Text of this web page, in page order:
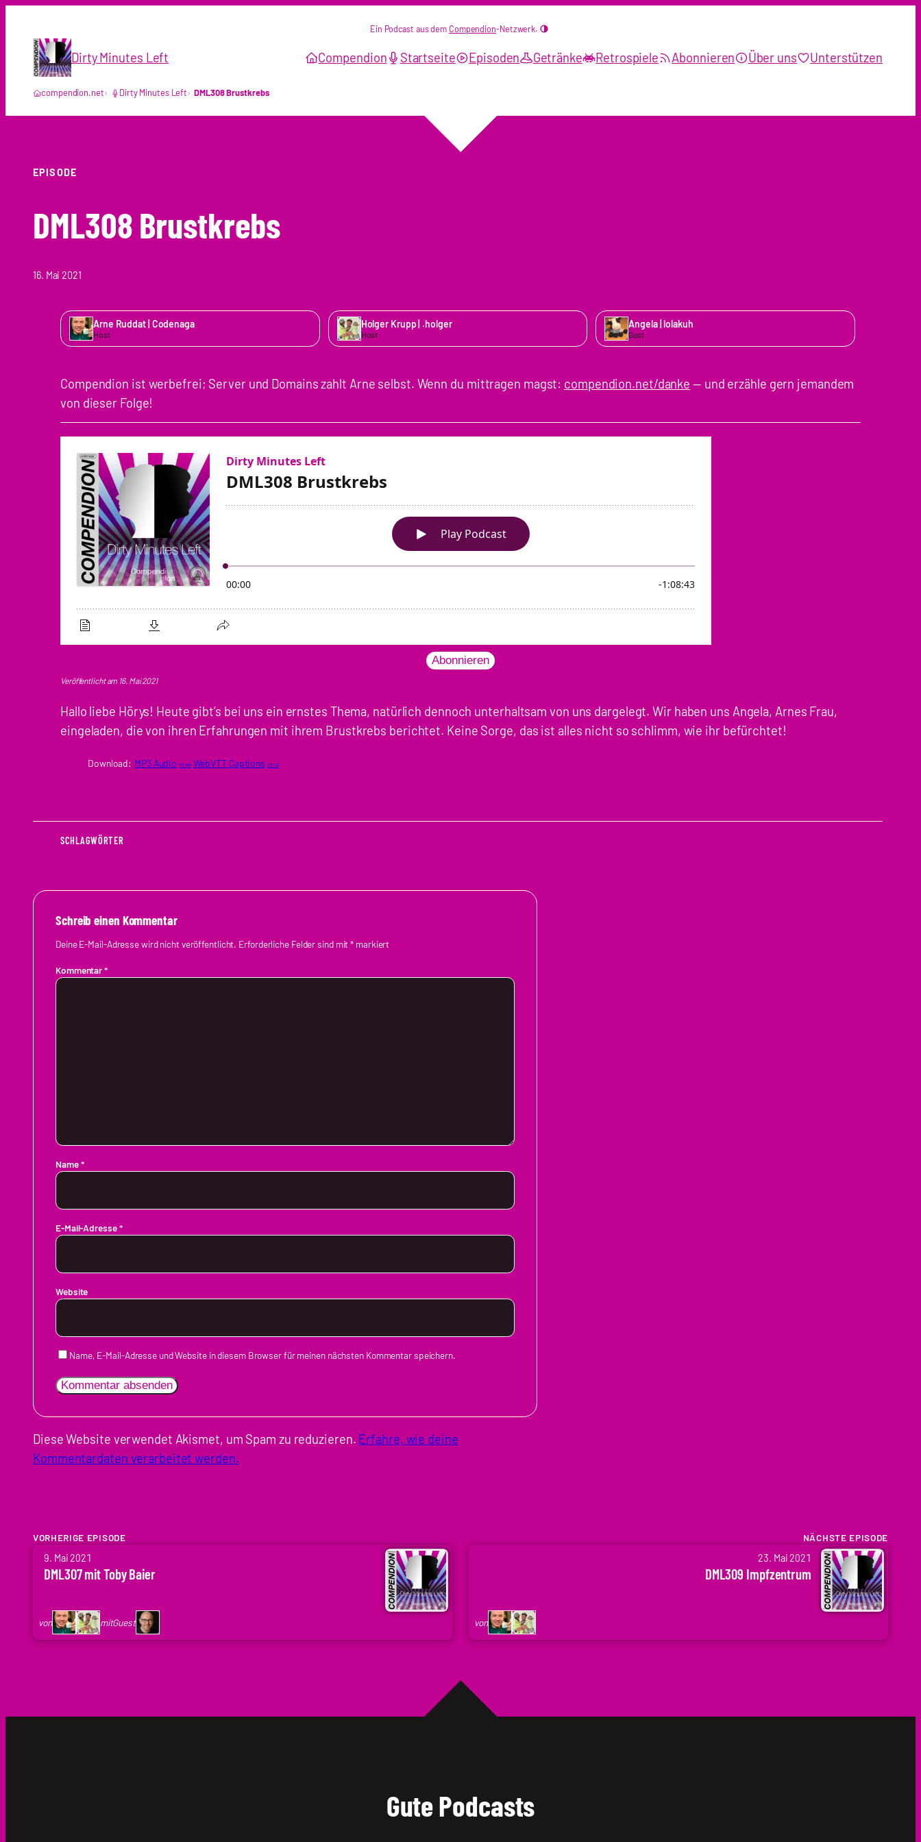
springen
Ein Podcast aus dem Compendion-Netzwerk.
Dirty Minutes Left Compendion Startseite Episoden Getränke Retrospiele Abonnieren Über uns Unterstützen
compendion.net Dirty Minutes Left DML308 Brustkrebs
EPISODE
DML308 Brustkrebs
16. Mai 2021
Arne Ruddat | Codenaga
Host
Holger Krupp | .holger
Host
Angela | lolakuh
Gast
Compendion ist werbefrei; Server und Domains zahlt Arne selbst. Wenn du mittragen magst: compendion.net/danke — und erzähle gern jemandem
von dieser Folge!
Abonnieren
Veröffentlicht am 16. Mai 2021
Hallo liebe Hörys! Heute gibt’s bei uns ein ernstes Thema, natürlich dennoch unterhaltsam von uns dargelegt. Wir haben uns Angela, Arnes Frau,
eingeladen, die von ihren Erfahrungen mit ihrem Brustkrebs berichtet. Keine Sorge, das ist alles nicht so schlimm, wie ihr befürchtet!
Download: MP3 Audio 56 MB WebVTT Captions 92 KB
SCHLAGWÖRTER
Schreib einen Kommentar
Deine E-Mail-Adresse wird nicht veröffentlicht. Erforderliche Felder sind mit* markiert
Kommentar*
Name*
E-Mail-Adresse*
Website
Name, E-Mail-Adresse und Website in diesem Browser für meinen nächsten Kommentar speichern.
Diese Website verwendet Akismet, um Spam zu reduzieren. Erfahre, wie deine
Kommentardaten verarbeitet werden.
VORHERIGE EPISODE
9. Mai 2021
DML307 mit Toby Baier
von mitGuest
von
Arne
Codenaga,
NÄCHSTE EPISODE
23. Mai 2021
DML309 Impfzentrum
von
von
Codenaga,
|
.holger
Gute Podcasts